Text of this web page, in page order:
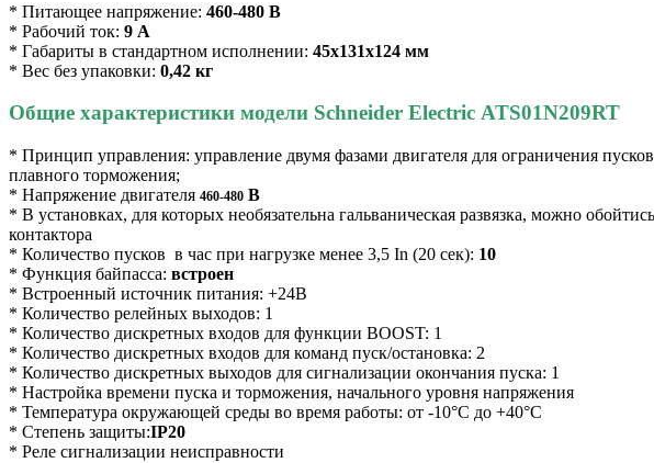
* Питающее напряжение: 460-480 В
* Рабочий ток: 9 А
* Габариты в стандартном исполнении: 45х131х124 мм
* Вес без упаковки: 0,42 кг
Общие характеристики модели Schneider Electric ATS01N209RT
* Принцип управления: управление двумя фазами двигателя для ограничения
плавного торможения;
* Напряжение двигателя 460-480 В
* В установках, для которых необязательна гальваническая развязка, можно
контактора
* Количество пусков в час при нагрузке менее 3,5 In (20 сек): 10
* Функция байпасса: встроен
* Встроенный источник питания: +24В
* Количество релейных выходов: 1
* Количество дискретных входов для функции BOOST: 1
* Количество дискретных входов для команд пуск/остановка: 2
* Количество дискретных выходов для сигнализации окончания пуска: 1
* Настройка времени пуска и торможения, начального уровня напряжения
* Температура окружающей среды во время работы: от -10°С до +40°С
* Степень защиты:IP20
* Реле сигнализации неисправности